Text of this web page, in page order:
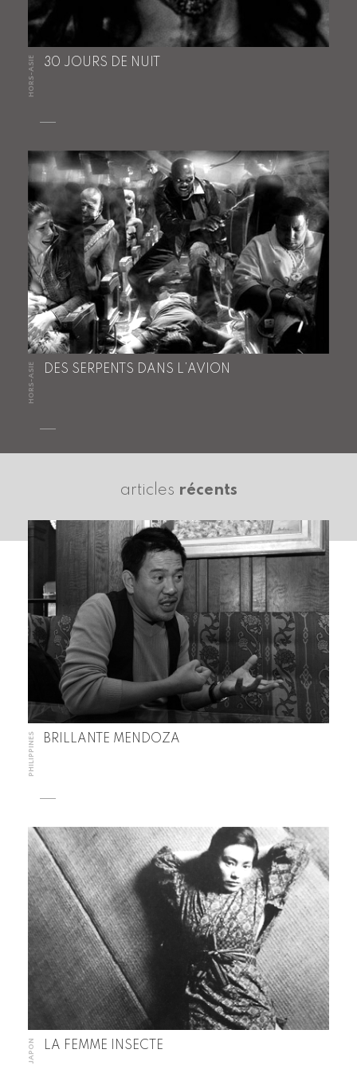
HORS-ASIE 30 JOURS DE NUIT
HORS-ASIE DES SERPENTS DANS L’AVION
articles récents
PHILIPPINES BRILLANTE MENDOZA
JAPON LA FEMME INSECTE